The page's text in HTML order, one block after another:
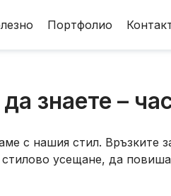
Портфолио
знаете –
с нашия стил. Връзките
усещане, да